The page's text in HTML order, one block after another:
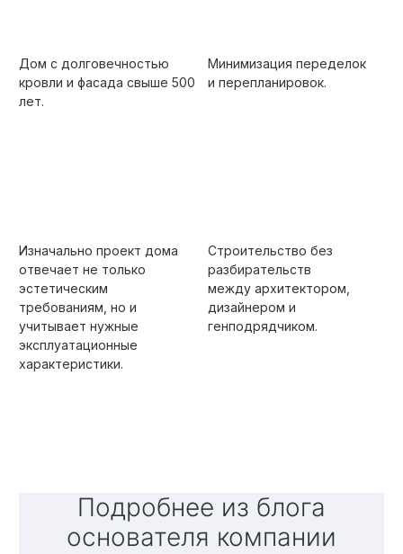
Дом с долговечностью
кровли и фасада свыше 500
лет.
Минимизация переделок
и перепланировок.
Изначально проект дома
отвечает не только
эстетическим
требованиям, но и
учитывает нужные
эксплуатационные
характеристики.
Строительство без
разбирательств
между архитектором,
дизайнером и
генподрядчиком.
Подробнее из блога
основателя компании